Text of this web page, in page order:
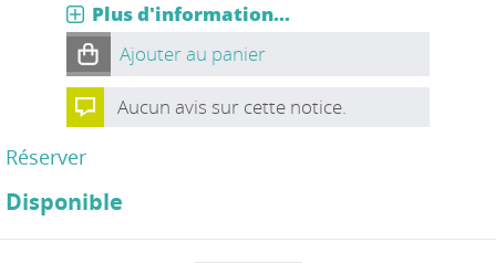
Plus d'information...
Ajouter au panier
Aucun avis sur cette notice.
Réserver
Disponible